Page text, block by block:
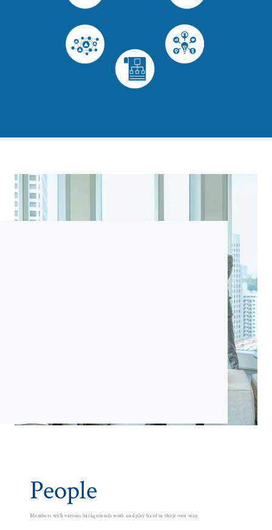
People
Members with various backgrounds work and play hard in their own way.